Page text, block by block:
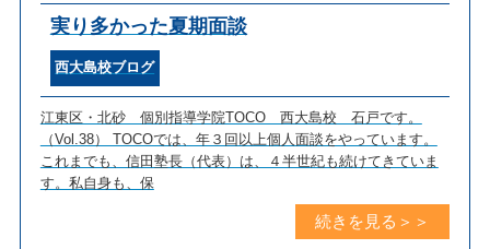
実り多かった夏期面談
西大島校ブログ
江東区・北砂 個別指導学院TOCO 西大島校 石戸です。
（Vol.38） TOCOでは、年３回以上個人面談をやっています。
これまでも、信田塾長（代表）は、４半世紀も続けてきていま
す。私自身も、保